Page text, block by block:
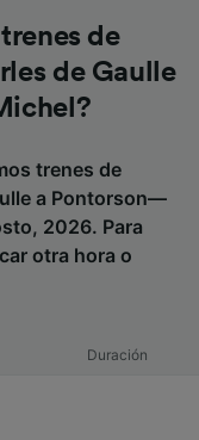
de
de Gaulle
trenes de
a Pontorson—
2026. Para
otra hora o
Duración